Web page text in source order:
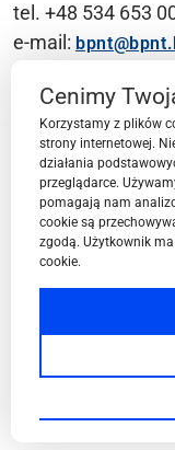
tel. +48 534 653
e-mail:
Contact
BPN-T Area
BPN-T Offer
Cenimy
Korzystamy z plików
strony internetowej.
działania
przeglądarce.
pomagają nam
cookie są
zgodą. Użytkownik
cookie.